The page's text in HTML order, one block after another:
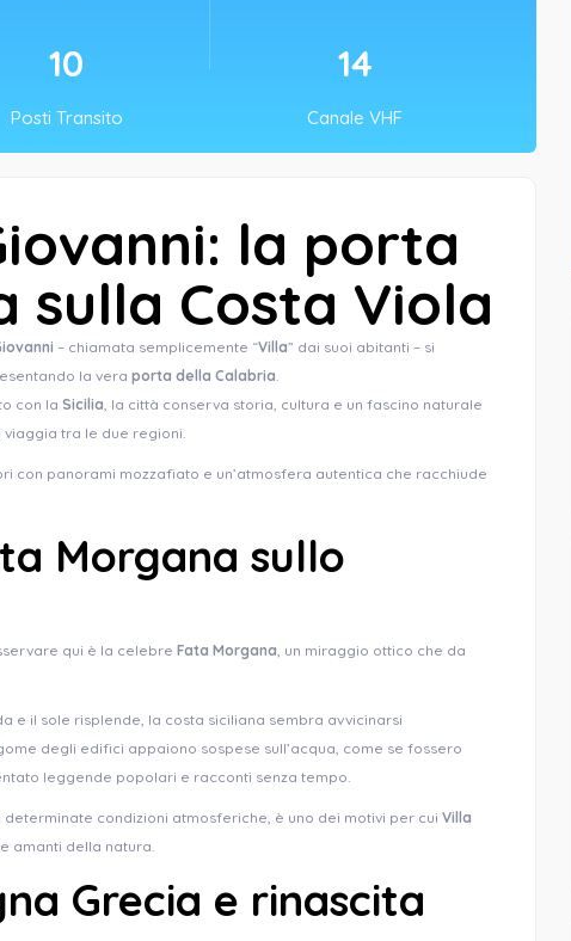
10
Posti Transito
14
Canale VHF
la porta
sulla Costa Viola
– chiamata semplicemente “Villa” dai suoi abitanti – si
la vera porta della Calabria.
con la Sicilia, la città conserva storia, cultura e un fascino naturale
tra le due regioni.
con panorami mozzafiato e un’atmosfera autentica che racchiude
Morgana sullo
qui è la celebre Fata Morgana, un miraggio ottico che da
e il sole risplende, la costa siciliana sembra avvicinarsi
degli edifici appaiono sospese sull’acqua, come se fossero
leggende popolari e racconti senza tempo.
condizioni atmosferiche, è uno dei motivi per cui Villa
amanti della natura.
Grecia e rinascita